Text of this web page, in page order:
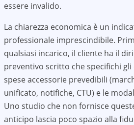
essere invalido.
La chiarezza economica è un
professionale imprescindibile.
qualsiasi incarico, il cliente ha il
preventivo scritto che specifichi
spese accessorie prevedibili
unificato, notifiche, CTU) e le
Uno studio che non fornisce
anticipo lascia poco spazio alla